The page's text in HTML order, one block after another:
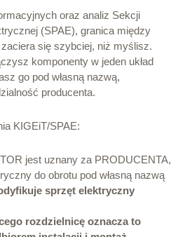
oraz analiz Sekcji
(SPAE), granica między
się szybciej, niż myślisz.
komponenty w jeden układ
go pod własną nazwą,
producenta.
KIGEiT/SPAE:
jest uznany za PRODUCENTA,
do obrotu pod własną nazwą
sprzęt elektryczny
rozdzielnicę oznacza to